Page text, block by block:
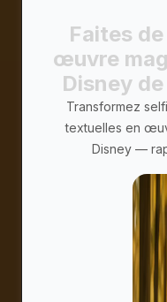
Faites
œuvre
Disney
Transformez
textuelles en
Disney —